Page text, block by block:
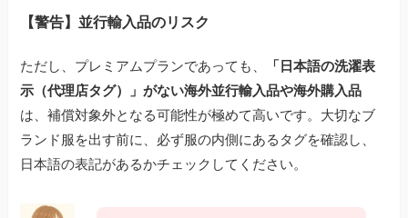
【警告】並行輸入品のリスク
ただし、プレミアムプランであっても、
「日本語の洗濯表
示（代理店タグ）」がない海外並行輸入品や海外購入品
は、補償対象外となる可能性が極めて高いです。大切なブ
ランド服を出す前に、必ず服の内側にあるタグを確認し、
日本語の表記があるかチェックしてください。